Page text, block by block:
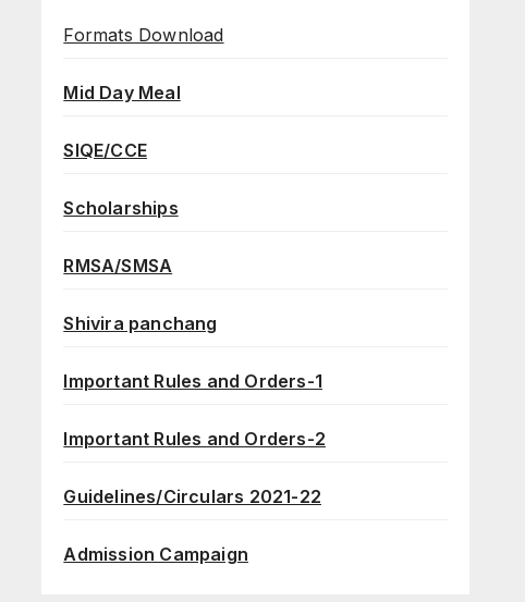
Formats Download
Mid Day Meal
SIQE/CCE
Scholarships
RMSA/SMSA
Shivira panchang
Important Rules and Orders-1
Important Rules and Orders-2
Guidelines/Circulars 2021-22
Admission Campaign